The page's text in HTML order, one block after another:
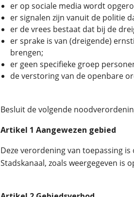
er op sociale media wordt
er signalen zijn vanuit de politie
er de vrees bestaat dat bij de
er sprake is van (dreigende)
brengen;
er geen specifieke groep
de verstoring van de openbare
Besluit de volgende
Artikel 1 Aangewezen gebied
Deze verordening van toepassing
Stadskanaal, zoals weergegeven is